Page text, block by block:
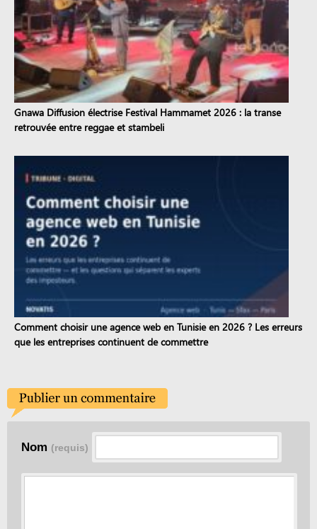
Gnawa Diffusion électrise Festival Hammamet 2026 : la transe
retrouvée entre reggae et stambeli
Comment choisir une agence web en Tunisie en 2026 ? Les erreurs
que les entreprises continuent de commettre
Nom (requis)